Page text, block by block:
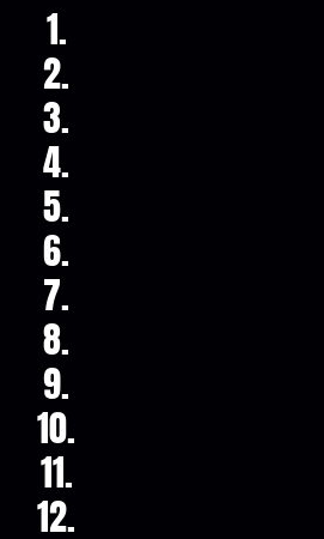
1.
2.
3.
4.
5.
6.
7.
8.
9.
10.
11.
12.